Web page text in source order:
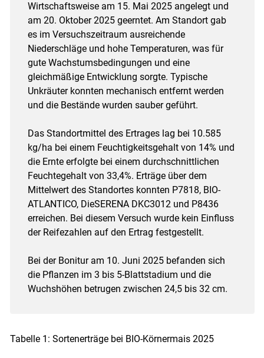
Wirtschaftsweise am 15. Mai 2025 angelegt und
am 20. Oktober 2025 geerntet. Am Standort gab
es im Versuchszeitraum ausreichende
Niederschläge und hohe Temperaturen, was für
gute Wachstumsbedingungen und eine
gleichmäßige Entwicklung sorgte. Typische
Unkräuter konnten mechanisch entfernt werden
und die Bestände wurden sauber geführt.
Das Standortmittel des Ertrages lag bei 10.585
kg/ha bei einem Feuchtigkeitsgehalt von 14% und
die Ernte erfolgte bei einem durchschnittlichen
Feuchtegehalt von 33,4%. Erträge über dem
Mittelwert des Standortes konnten P7818, BIO-
ATLANTICO, DieSERENA DKC3012 und P8436
erreichen. Bei diesem Versuch wurde kein Einfluss
der Reifezahlen auf den Ertrag festgestellt.
Bei der Bonitur am 10. Juni 2025 befanden sich
die Pflanzen im 3 bis 5-Blattstadium und die
Wuchshöhen betrugen zwischen 24,5 bis 32 cm.
Tabelle 1: Sortenerträge bei BIO-Körnermais 2025